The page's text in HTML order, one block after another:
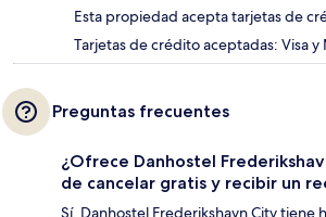
Esta propiedad acepta tarjetas de
Tarjetas de crédito aceptadas: Visa y
Preguntas frecuentes
¿Ofrece Danhostel
de cancelar gratis y recibir un
Sí, Danhostel Frederikshavn City tiene